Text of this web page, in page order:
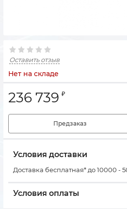
Оставить отзыв
Нет на складе
236 739 ₽
Предзаказ
Условия доставки
Доставка бесплатная* до 10000 -
Условия оплаты